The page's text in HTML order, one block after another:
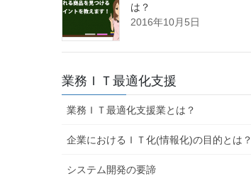
は？
2016年10月5日
業務ＩＴ最適化支援
業務ＩＴ最適化支援業とは？
企業におけるＩＴ化(情報化)の目的とは？
システム開発の要諦